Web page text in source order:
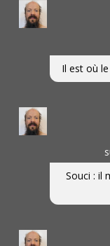
Il est où
Souci : il